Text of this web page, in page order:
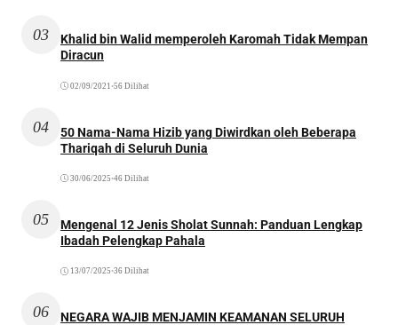
03
Khalid bin Walid memperoleh Karomah Tidak Mempan
Diracun
02/09/2021 •56 Dilihat
04
50 Nama-Nama Hizib yang Diwirdkan oleh Beberapa
Thariqah di Seluruh Dunia
30/06/2025 •46 Dilihat
05
Mengenal 12 Jenis Sholat Sunnah: Panduan Lengkap
Ibadah Pelengkap Pahala
13/07/2025 •36 Dilihat
06
NEGARA WAJIB MENJAMIN KEAMANAN SELURUH